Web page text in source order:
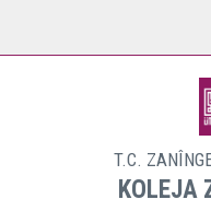
T.C.
KOLEJA